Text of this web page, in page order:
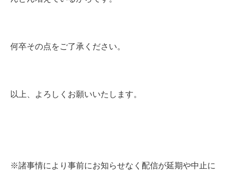
何卒その点をご了承ください。
以上、よろしくお願いいたします。
※諸事情により事前にお知らせなく配信が延期や中止に